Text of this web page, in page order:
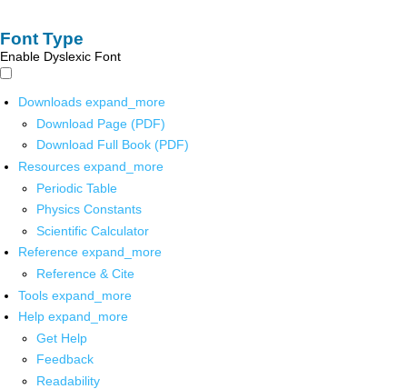
Font Type
Enable Dyslexic Font
Downloads expand_more
Download Page (PDF)
Download Full Book (PDF)
Resources expand_more
Periodic Table
Physics Constants
Scientific Calculator
Reference expand_more
Reference & Cite
Tools expand_more
Help expand_more
Get Help
Feedback
Readability